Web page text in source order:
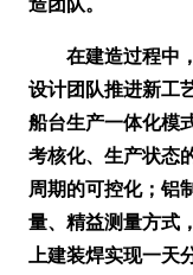
在建造过程中
设计团队推进新工
船台生产一体化模
考核化、生产状态
周期的可控化；铝
量、精益测量方式
上建装焊实现一天